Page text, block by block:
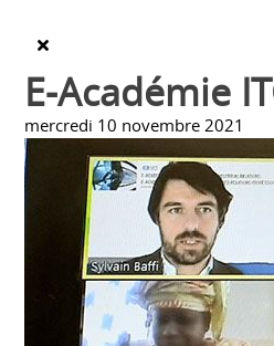
E-Académie
mercredi 10 novembre 2021